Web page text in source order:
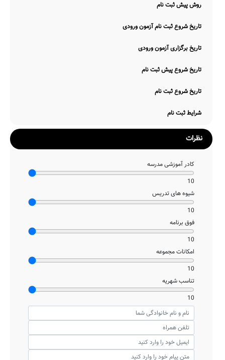
روش پیش ثبت نام
تاریخ شروع ثبت نام آزمون ورودی
تاریخ برگزاری آزمون ورودی
تاریخ شروع پیش ثبت نام
تاریخ شروع ثبت نام
شرایط ثبت نام
نظرات
کادر آموزشی مدرسه
10
شیوه های تدریس
10
فوق برنامه
10
امکانات مجموعه
10
تناسب شهریه
10